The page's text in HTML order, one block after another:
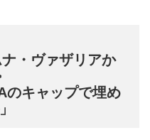
・ヴァザリアか
のキャップで埋め